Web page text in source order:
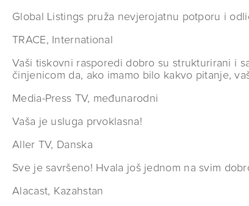
Global Listings pruža nevjerojatnu potporu i
TRACE, International
Vaši tiskovni rasporedi dobro su strukturirani i
činjenicom da, ako imamo bilo kakvo pitanje,
Media-Press TV, međunarodni
Vaša je usluga prvoklasna!
Aller TV, Danska
Sve je savršeno! Hvala još jednom na svim
Alacast, Kazahstan